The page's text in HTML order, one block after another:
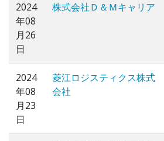
2024
年08
月26
日
株式会社Ｄ＆Ｍキャリア
2024
年08
月23
日
菱江ロジスティクス株式
会社